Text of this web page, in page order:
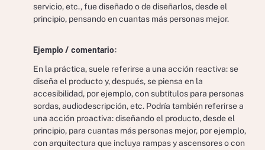
servicio, etc., fue diseñado o de diseñarlos, desde el
principio, pensando en cuantas más personas mejor.
Ejemplo / comentario:
En la práctica, suele referirse a una acción reactiva: se
diseña el producto y, después, se piensa en la
accesibilidad, por ejemplo, con subtítulos para personas
sordas, audiodescripción, etc. Podría también referirse a
una acción proactiva: diseñando el producto, desde el
principio, para cuantas más personas mejor, por ejemplo,
con arquitectura que incluya rampas y ascensores o con